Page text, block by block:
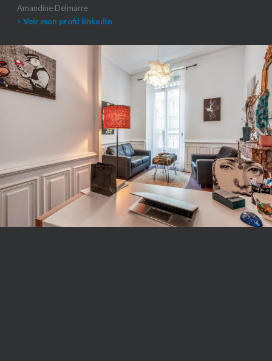
Amandine Delmarre
> Voir mon profil linkedin